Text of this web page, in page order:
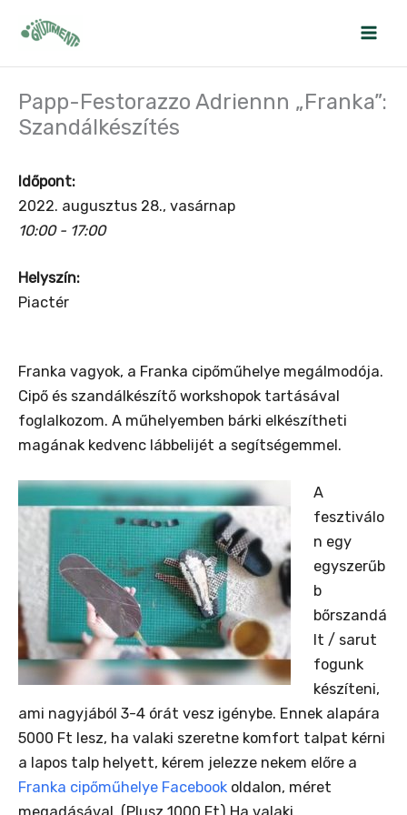
Papp-Festorazzo Adriennn „Franka”:
Szandálkészítés
Időpont:
2022. augusztus 28., vasárnap
10:00 - 17:00
Helyszín:
Piactér
Franka vagyok, a Franka cipőműhelye megálmodója.
Cipő és szandálkészítő workshopok tartásával
foglalkozom. A műhelyemben bárki elkészítheti
magának kedvenc lábbelijét a segítségemmel.
A
fesztiválo
n egy
egyszerűb
b
bőrszandá
lt / sarut
fogunk
készíteni,
ami nagyjából 3-4 órát vesz igénybe. Ennek alapára
5000 Ft lesz, ha valaki szeretne komfort talpat kérni
a lapos talp helyett, kérem jelezze nekem előre a
Franka cipőműhelye Facebook oldalon, méret